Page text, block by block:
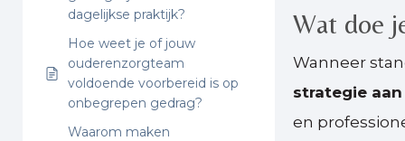
dagelijkse praktijk?
Hoe weet je of jouw
ouderenzorgteam
voldoende voorbereid is op
onbegrepen gedrag?
Waarom maken
Wat doe
Wanneer
strategie aan
en